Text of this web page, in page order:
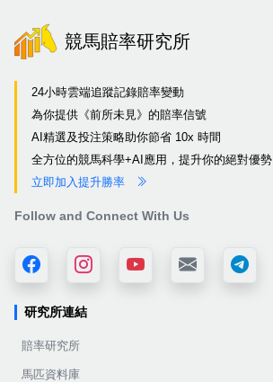
競馬賠率研究所
24小時雲端追蹤記錄賠率變動
為你提供《前所未見》的賠率信號
AI精選及投注策略助你節省 10x 時間
全方位的競馬科學+AI應用，提升你的絕對優勢
立即加入提升勝率
Follow and Connect With Us
研究所連結
賠率研究所
馬匹資料庫